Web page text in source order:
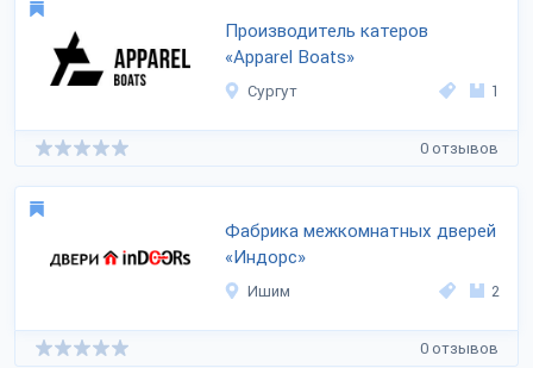
Производитель катеров
«Apparel Boats»
Сургут 1
0 отзывов
Фабрика межкомнатных дверей
«Индорс»
Ишим 2
0 отзывов